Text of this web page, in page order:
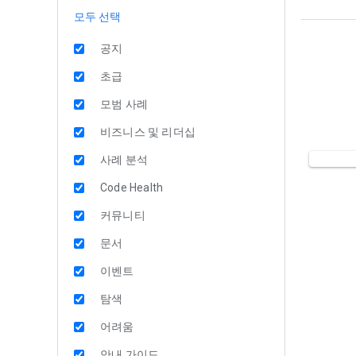
모두 선택
공지
초급
모범 사례
비즈니스 및 리더십
사례 분석
Code Health
커뮤니티
문서
이벤트
탐색
어려움